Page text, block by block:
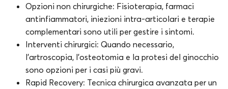
Opzioni non chirurgiche: Fisioterapia, farmaci
antinfiammatori, iniezioni intra-articolari e terapie
complementari sono utili per gestire i sintomi.
Interventi chirurgici: Quando necessario,
l’artroscopia, l’osteotomia e la protesi del ginocchio
sono opzioni per i casi più gravi.
Rapid Recovery: Tecnica chirurgica avanzata per un